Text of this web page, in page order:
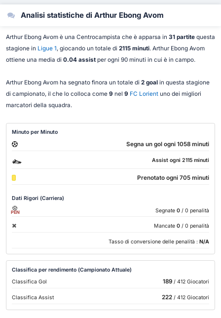
Analisi statistiche di Arthur Ebong Avom
Arthur Ebong Avom è una Centrocampista che è apparsa in 31 partitequesta
stagione in Ligue 1, giocando un totale di 2115 minuti. Arthur Ebong Avom
ottiene una media di 0.04 assistper ogni 90 minuti in cui è in campo.
Arthur Ebong Avom ha segnato finora un totale di 2 goalin questa stagione
di campionato, il che lo colloca come 9 nel 9 FC Lorientuno dei migliori
marcatori della squadra.
Minuto per Minuto
Segna un gol ogni 1058 minuti
Assist ogni 2115 minuti
Prenotato ogni 705 minuti
Dati Rigori (Carriera)
PEN Segnate 0 / 0 penalità
Mancate 0 / 0 penalità
Tasso di conversione delle penalità : N/A
Classifica per rendimento (Campionato Attuale)
Classifica Gol
189/ 412 Giocatori
Classifica Assist 222/ 412 Giocatori